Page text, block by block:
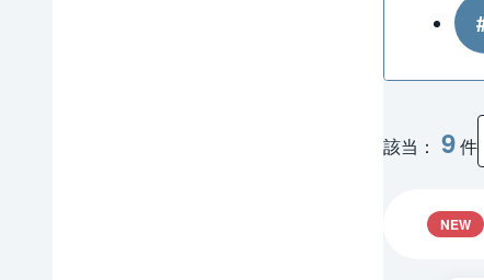
該当： 9件
NEW